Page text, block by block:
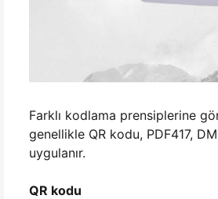
Farklı kodlama prensiplerine
genellikle QR kodu, PDF417,
uygulanır.
QR kodu